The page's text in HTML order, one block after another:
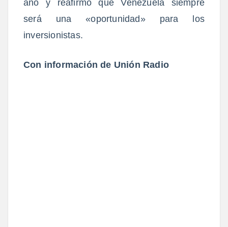
año y reafirmó que Venezuela siempre
será una «oportunidad» para los
inversionistas.
Con información de Unión Radio